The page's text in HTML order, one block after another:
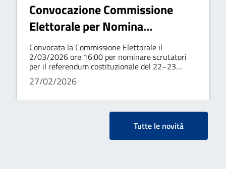
Convocazione Commissione
Elettorale per Nomina
Scrutatori
Convocata la Commissione Elettorale il
2/03/2026 ore 16:00 per nominare scrutatori
per il referendum costituzionale del 22–23
marzo 2026
27/02/2026
Tutte le novità